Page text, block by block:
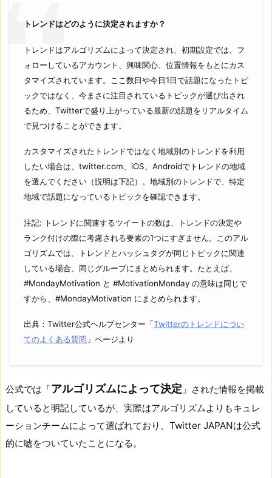
トレンドはどのように決定されますか？
トレンドはアルゴリズムによって決定され、初期設定では、フ
ォローしているアカウント、興味関心、位置情報をもとにカス
タマイズされています。ここ数日や今日1日で話題になったトピ
ックではなく、今まさに注目されているトピックが選び出され
るため、Twitterで盛り上がっている最新の話題をリアルタイム
で見つけることができます。
カスタマイズされたトレンドではなく地域別のトレンドを利用
したい場合は、twitter.com、iOS、Androidでトレンドの地域
を選んでください（説明は下記）。地域別のトレンドで、特定
地域で話題になっているトピックを確認できます。
注記: トレンドに関連するツイートの数は、トレンドの決定や
ランク付けの際に考慮される要素の1つにすぎません。このアル
ゴリズムでは、トレンドとハッシュタグが同じトピックに関連
している場合、同じグループにまとめられます。たとえば、
#MondayMotivation と #MotivationMonday の意味は同じで
すから、#MondayMotivation にまとめられます。
出典：Twitter公式ヘルプセンター「Twitterのトレンドについ
てのよくある質問 」ページより
公式では「アルゴリズムによって決定 」された情報を掲載
していると明記しているが、実際はアルゴリズムよりもキュレ
ーションチームによって選ばれており、Twitter JAPANは公式
的に嘘をついていたことになる。